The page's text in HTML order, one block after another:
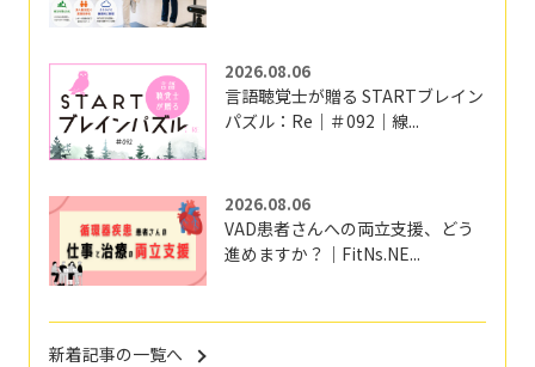
2026.08.06
言語聴覚士が贈る STARTブレイン
パズル：Re｜＃092｜線...
2026.08.06
VAD患者さんへの両立支援、どう
進めますか？｜FitNs.NE...
新着記事の一覧へ